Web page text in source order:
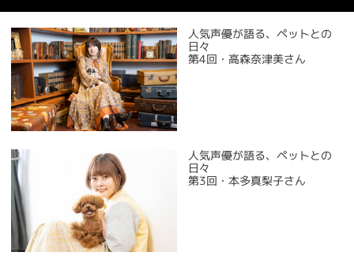
人気声優が語る、ペットとの
日々
第4回・高森奈津美さん
人気声優が語る、ペットとの
日々
第3回・本多真梨子さん